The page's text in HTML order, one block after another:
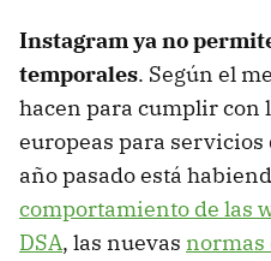
Instagram ya no
temporales. Según el
hacen para cumplir con
europeas para servicios
año pasado está
comportamiento de las
DSA, las nuevas normas